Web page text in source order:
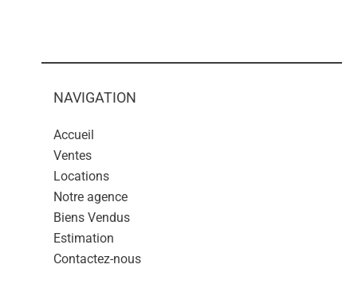
NAVIGATION
Accueil
Ventes
Locations
Notre agence
Biens Vendus
Estimation
Contactez-nous